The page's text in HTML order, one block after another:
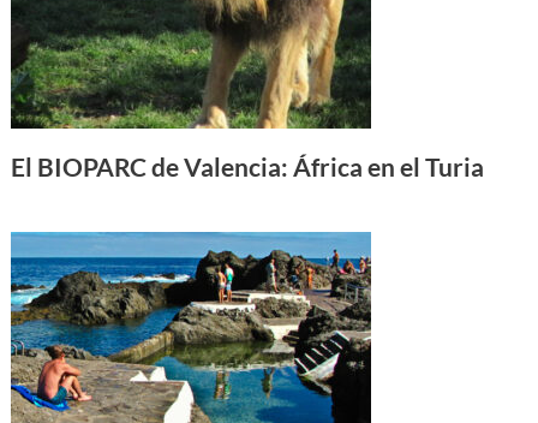
El BIOPARC de Valencia: África en el Turia